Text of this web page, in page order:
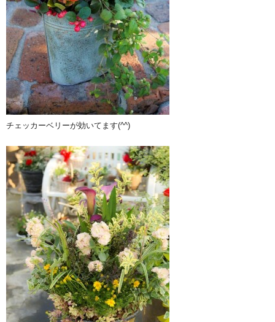
チェッカーベリーが効いてます(^^)